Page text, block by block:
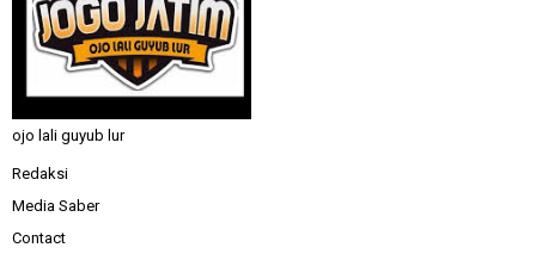
ojo lali guyub lur
Redaksi
Media Saber
Contact